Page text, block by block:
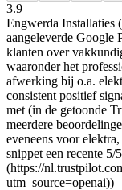
3.9
Engwerda Installaties
aangeleverde Google
klanten over
waaronder het
afwerking bij o.a.
consistent positief
met (in de getoonde
meerdere
eveneens voor
snippet een recente
(https://
utm_source=openai))